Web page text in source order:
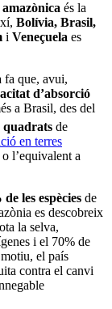
amazònica és la
Bolívia, Brasil,
i Veneçuela es
fa que, avui,
d’absorció
a Brasil, des del
quadrats de
en terres
l’equivalent a
de les espècies de
es descobreix
la selva,
i el 70% de
el país
contra el canvi